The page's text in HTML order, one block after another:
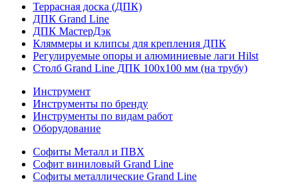
Террасная доска (ДПК)
ДПК Grand Line
ДПК МастерДэк
Кляммеры и клипсы для крепления ДПК
Регулируемые опоры и алюминиевые лаги Hilst
Столб Grand Line ДПК 100х100 мм (на трубу)
Инструмент
Инструменты по бренду
Инструменты по видам работ
Оборудование
Софиты Металл и ПВХ
Софит виниловый Grand Line
Софиты металлические Grand Line